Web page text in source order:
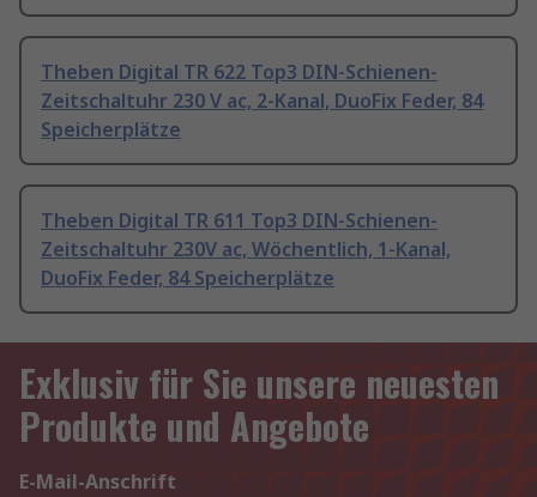
Theben Digital TR 622 Top3 DIN-Schienen-
Zeitschaltuhr 230 V ac, 2-Kanal, DuoFix Feder, 84
Speicherplätze
Theben Digital TR 611 Top3 DIN-Schienen-
Zeitschaltuhr 230V ac, Wöchentlich, 1-Kanal,
DuoFix Feder, 84 Speicherplätze
Exklusiv für Sie unsere neuesten
Produkte und Angebote
E-Mail-Anschrift